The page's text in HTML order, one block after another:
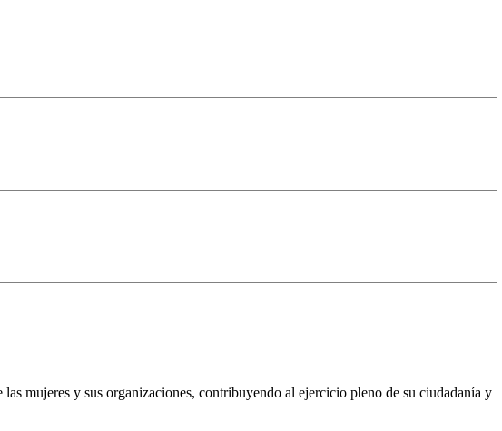
las mujeres y sus organizaciones, contribuyendo al ejercicio pleno de su ciudadanía y